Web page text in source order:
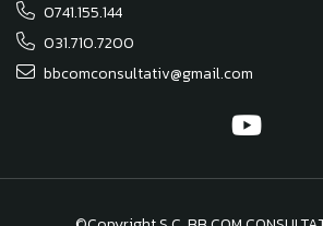
0741.155.144
031.710.7200
bbcomconsultativ@gmail.com